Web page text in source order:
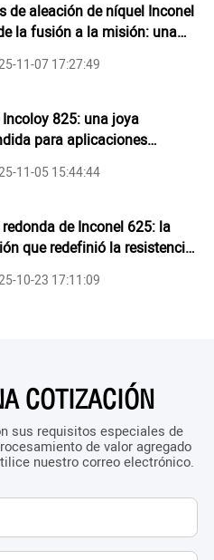
de aleación de níquel Inconel
la fusión a la misión: una
del rendimiento a nivel de
11-07 17:27:49
Incoloy 825: una joya
para aplicaciones
a la corrosión
11-05 15:44:44
de Inconel 625: la
que redefinió la resistencia
y la versatilidad
10-23 17:11:09
COTIZACIÓN
sus requisitos especiales de
de valor agregado
nuestro correo electrónico.